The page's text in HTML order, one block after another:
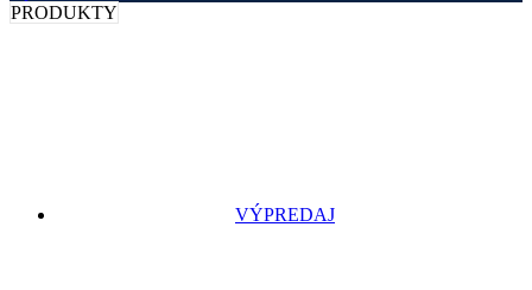
PRODUKTY
VÝPREDAJ